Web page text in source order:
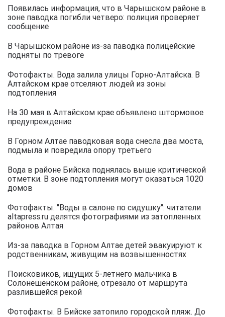
Появилась информация, что в Чарышском районе в
зоне паводка погибли четверо: полиция проверяет
сообщение
В Чарышском районе из-за паводка полицейские
подняты по тревоге
Фотофакты. Вода залила улицы Горно-Алтайска. В
Алтайском крае отселяют людей из зоны
подтопления
На 30 мая в Алтайском крае объявлено штормовое
предупреждение
В Горном Алтае паводковая вода снесла два моста,
подмыла и повредила опору третьего
Вода в районе Бийска поднялась выше критической
отметки. В зоне подтопления могут оказаться 1020
домов
Фотофакты. "Воды в салоне по сидушку": читатели
altapress.ru делятся фотографиями из затопленных
районов Алтая
Из-за паводка в Горном Алтае детей эвакуируют к
родственникам, живущим на возвышенностях
Поисковиков, ищущих 5-летнего мальчика в
Солонешенском районе, отрезало от маршрута
разлившейся рекой
Фотофакты. В Бийске затопило городской пляж. До